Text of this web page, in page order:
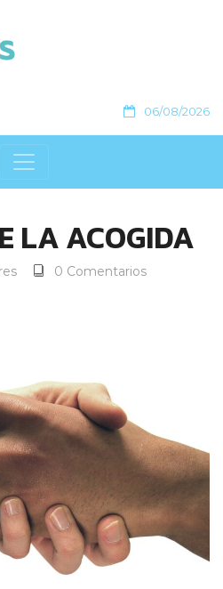
06/08/2026
LA ACOGIDA
0 Comentarios